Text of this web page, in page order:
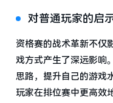
对普通玩家的启
资格赛的战术革新不仅
戏方式产生了深远影响
思路，提升自己的游戏
玩家在排位赛中更高效